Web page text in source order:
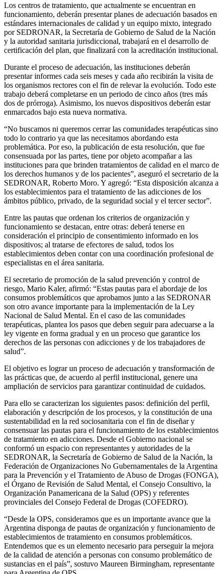
Los centros de tratamiento, que actualmente se encuentran en
funcionamiento, deberán presentar planes de adecuación basados en
estándares internacionales de calidad y un equipo mixto, integrado
por SEDRONAR, la Secretaría de Gobierno de Salud de la Nación
y la autoridad sanitaria jurisdiccional, trabajará en el desarrollo de
certificación del plan, que finalizará con la acreditación institucional.
Durante el proceso de adecuación, las instituciones deberán
presentar informes cada seis meses y cada año recibirán la visita de
los organismos rectores con el fin de relevar la evolución. Todo este
trabajo deberá completarse en un periodo de cinco años (tres más
dos de prórroga). Asimismo, los nuevos dispositivos deberán estar
enmarcados bajo esta nueva normativa.
“No buscamos ni queremos cerrar las comunidades terapéuticas sino
todo lo contrario ya que las necesitamos abordando esta
problemática. Por eso, la publicación de esta resolución, que fue
consensuada por las partes, tiene por objeto acompañar a las
instituciones para que brinden tratamientos de calidad en el marco de
los derechos humanos y de los pacientes”, aseguró el secretario de la
SEDRONAR, Roberto Moro. Y agregó: “Esta disposición alcanza a
los establecimientos para el tratamiento de las adicciones de los
ámbitos público, privado, de la seguridad social y el tercer sector”.
Entre las pautas que ordenan los criterios de organización y
funcionamiento se destacan, entre otras: deberá tenerse en
consideración el principio de consentimiento informado en los
dispositivos; al tratarse de efectores de salud, todos los
establecimientos deben contar con una coordinación profesional de
especialistas en el área sanitaria.
El secretario de promoción de la salud prevención y control de
riesgo, Mario Kaler, afirmó: “Estas pautas para el abordaje de los
consumos problemáticos que aprobamos junto a las SEDRONAR
son otro avance importante para la implementación de la Ley
Nacional de Salud Mental. En el caso de las comunidades
terapéuticas, plantea los pasos que deben seguir para adecuarse a la
ley vigente en forma gradual y en un proceso que garantice los
derechos de las personas con adicciones y de los trabajadores de
salud”.
El objetivo es lograr un proceso de adecuación y transformación de
las prácticas que, de acuerdo al perfil institucional, genere una
ampliación de servicios para garantizar continuidad de cuidados.
Para ello se caracterizan los siguientes pasos: definición del perfil,
elaboración y descripción de los procesos, y la constitución de una
sustentabilidad en la red sociosanitaria con el fin de diseñar y
consensuar las pautas para el funcionamiento de los establecimientos
de tratamiento en adicciones. Desde el Gobierno nacional se
conformó un espacio con representantes y autoridades de la
SEDRONAR, la Secretaría de Gobierno de Salud de la Nación, la
Federación de Organizaciones No Gubernamentales de la Argentina
para la Prevención y el Tratamiento de Abuso de Drogas (FONGA),
el Órgano de Revisión de Salud Mental, el Consejo Consultivo, la
Organización Panamericana de la Salud (OPS) y referentes
provinciales del Consejo Federal de Drogas (COFEDRO).
“Desde la OPS, consideramos que es un importante avance que la
Argentina disponga de pautas de organización y funcionamiento de
establecimientos de tratamiento en consumos problemáticos.
Entendemos que es un elemento necesario para perseguir la mejora
de la calidad de atención a personas con consumo problemático de
sustancias en el país”, sostuvo Maureen Birmingham, representante